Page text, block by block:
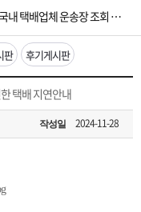
[운송장번호 조회법]배송조회 및 국내 택배업체 운송장 조회 하는법
합니다.
로 택배 받기
입금확인이 안되는 상황을 대비해 꼭 입금후 고객센터 연락바랍니다.
판 후기게시판
택배 지연안내
작성일 2024-11-28